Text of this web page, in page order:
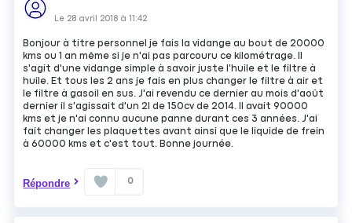
Le 28 avril 2018 à11:42
Bonjour à titre personnel je fais la vidange au bout de 20000
kms ou 1 an même si je n'ai pas parcouru ce kilométrage. Il
s'agit d'une vidange simple à savoir juste l'huile et le filtre à
huile. Et tous les 2 ans je fais en plus changer le filtre à air et
le filtre à gasoil en sus. J'ai revendu ce dernier au mois d'août
dernier il s'agissait d'un 2l de 150cv de 2014. Il avait 90000
kms et je n'ai connu aucune panne durant ces 3 années. J'ai
fait changer les plaquettes avant ainsi que le liquide de frein
à 60000 kms et c'est tout. Bonne journée.
Répondre 0